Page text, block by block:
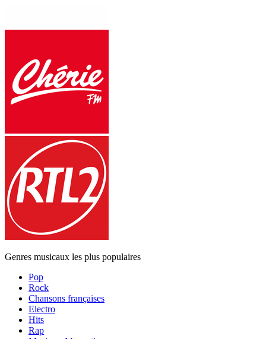
Genres musicaux les plus populaires
Pop
Rock
Chansons françaises
Electro
Hits
Rap